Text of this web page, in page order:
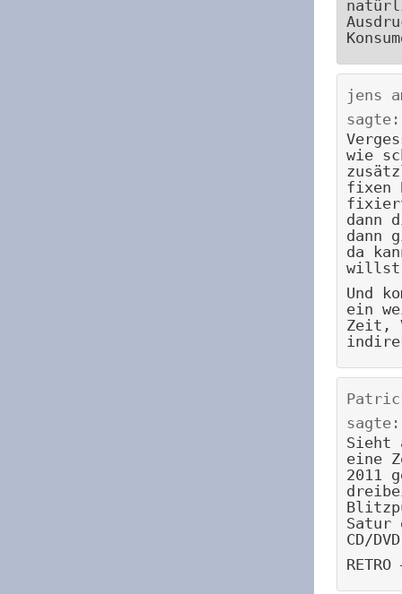
jens
sagte:
wie
fixen
dann
dann
da
Und
ein
Zeit,
sagte:
Sieht
eine
2011
Satur
CD/